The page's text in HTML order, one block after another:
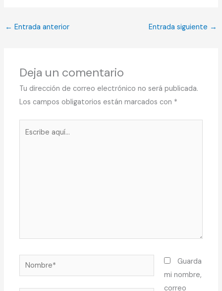
← Entrada anterior Entrada siguiente →
Deja un comentario
Tu dirección de correo electrónico no será publicada.
Los campos obligatorios están marcados con *
Nombre*
Guarda
mi nombre,
correo